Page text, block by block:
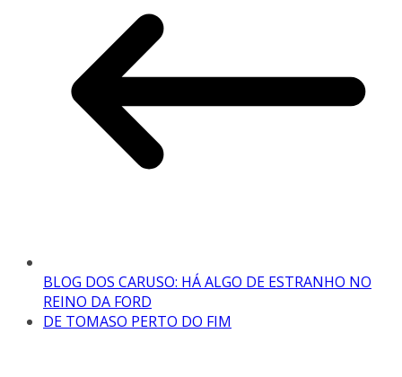
BLOG DOS CARUSO: HÁ ALGO DE ESTRANHO NO
REINO DA FORD
DE TOMASO PERTO DO FIM